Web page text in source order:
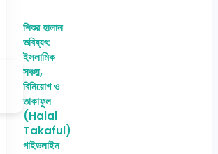
শিশুর হালাল
ভবিষ্যৎ:
ইসলামিক
সঞ্চয়,
বিনিয়োগ ও
তাকাফুল
(Halal
Takaful)
গাইডলাইন